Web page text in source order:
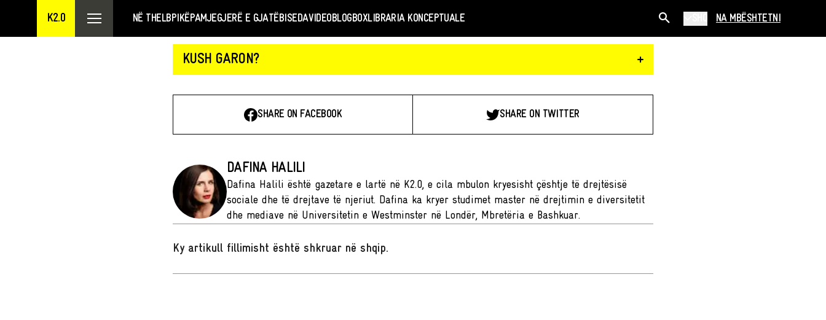
K2.0 NË THELBPIKËPAMJEGJERË E GJATËBISEDAVIDEOBLOGBOXLIBRARIA KONCEPTUALE NA MBËSHTETNI
KUSH GARON? +
SHARE ON FACEBOOK SHARE ON TWITTER
DAFINA HALILI
Dafina Halili është gazetare e lartë në K2.0, e cila mbulon kryesisht çështje të drejtësisë
sociale dhe të drejtave të njeriut. Dafina ka kryer studimet master në drejtimin e diversitetit
dhe mediave në Universitetin e Westminster në Londër, Mbretëria e Bashkuar.
Ky artikull fillimisht është shkruar në shqip.